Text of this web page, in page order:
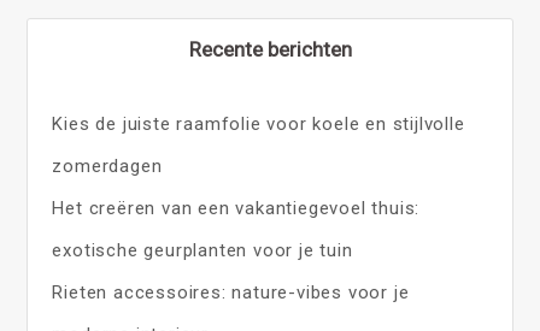
Recente berichten
Kies de juiste raamfolie voor koele en stijlvolle
zomerdagen
Het creëren van een vakantiegevoel thuis:
exotische geurplanten voor je tuin
Rieten accessoires: nature-vibes voor je